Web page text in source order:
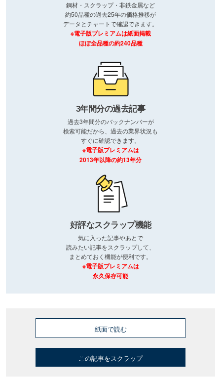
鋼材・スクラップ・非鉄金属など
約50品種の過去25年の価格推移が
データとチャートで確認できます。
※電子版プレミアムは紙面掲載
ほぼ全品種の約240品種
3年間分の過去記事
過去3年間分のバックナンバーが
検索可能だから、過去の業界状況も
すぐに確認できます。
※電子版プレミアムは
2013年以降の約13年分
好評なスクラップ機能
気に入った記事やあとで
読みたい記事をスクラップして、
まとめておく機能が便利です。
※電子版プレミアムは
永久保存可能
紙面で読む
この記事をスクラップ